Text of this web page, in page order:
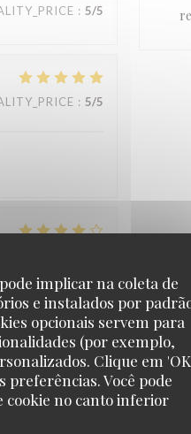
implicar na coleta de
e instalados por
opcionais servem para
(por exemplo,
Clique em
preferências. Você pode
cookie no canto inferior
: 5/5
: 5/5
sa petite sauce